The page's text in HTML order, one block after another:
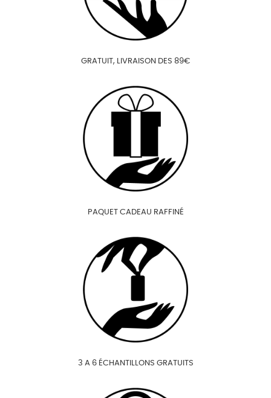
GRATUIT, LIVRAISON DES 89€
PAQUET CADEAU RAFFINÉ
3 A 6 ÉCHANTILLONS GRATUITS